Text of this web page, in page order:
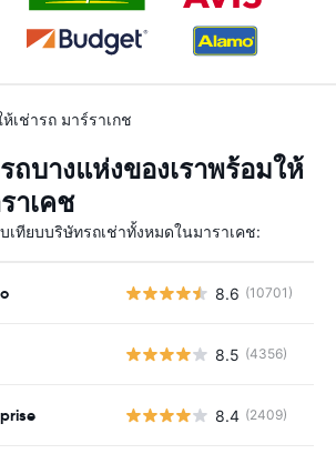
เช่ารถ มาร์ราเกช
ถบางแห่งของเราพร้อมให้
าเคช
เทียบบริษัทรถเช่าทั้งหมดในมาราเคช:
8.6 (10701)
8.5 (4356)
8.4 (2409)